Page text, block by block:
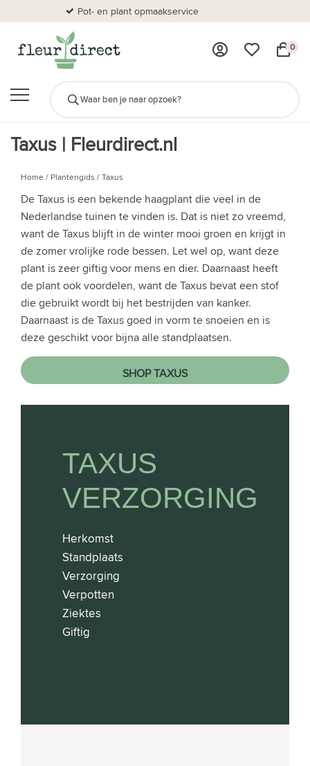
Pot- en plant opmaakservice
0
Taxus | Fleurdirect.nl
Home/ Plantengids /Taxus
De Taxus is een bekende haagplant die veel in de
Nederlandse tuinen te vinden is. Dat is niet zo vreemd,
want de Taxus blijft in de winter mooi groen en krijgt in
de zomer vrolijke rode bessen. Let wel op, want deze
plant is zeer giftig voor mens en dier. Daarnaast heeft
de plant ook voordelen, want de Taxus bevat een stof
die gebruikt wordt bij het bestrijden van kanker.
Daarnaast is de Taxus goed in vorm te snoeien en is
deze geschikt voor bijna alle standplaatsen.
SHOP TAXUS
TAXUS
VERZORGING
Herkomst
Standplaats
Verzorging
Verpotten
Ziektes
Giftig